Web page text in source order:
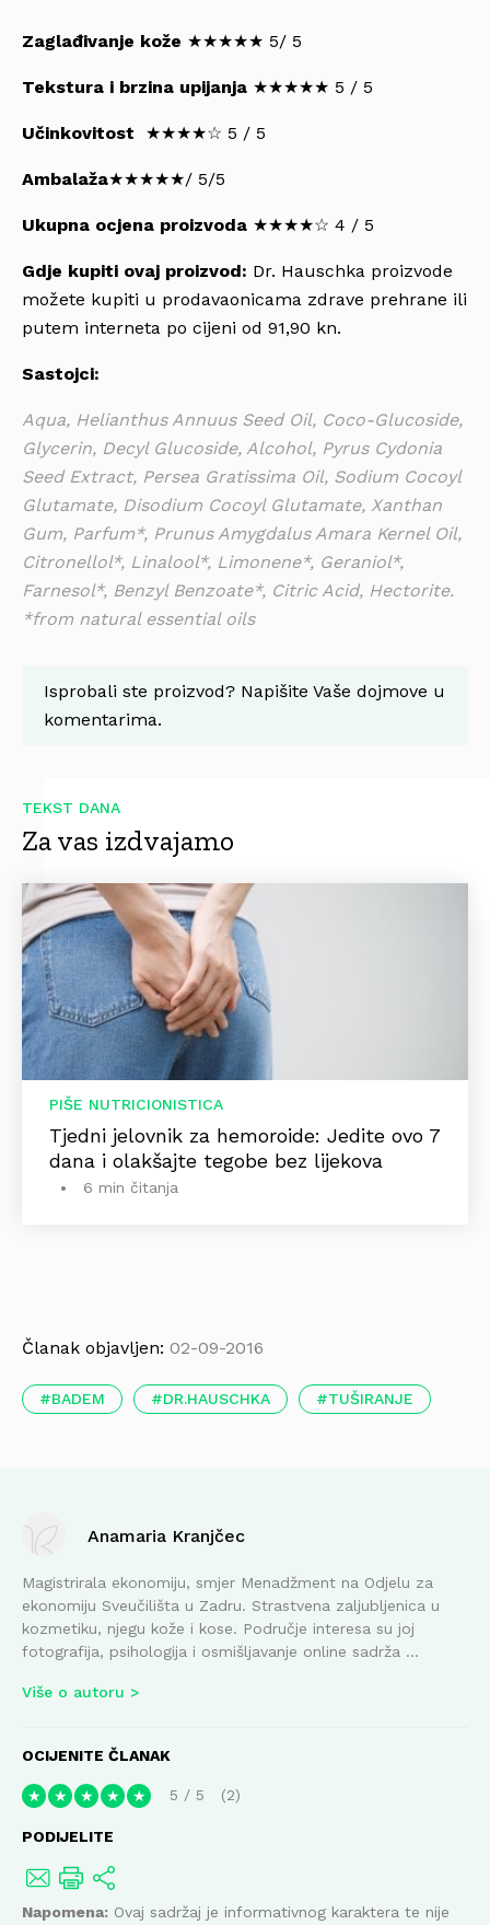
Zaglađivanje kože ★★★★★ 5/ 5
Tekstura i brzina upijanja ★★★★★ 5 / 5
Učinkovitost ★★★★☆ 5 / 5
Ambalaža★★★★★/ 5/5
Ukupna ocjena proizvoda ★★★★☆ 4 / 5
Gdje kupiti ovaj proizvod: Dr. Hauschka proizvode
možete kupiti u prodavaonicama zdrave prehrane ili
putem interneta po cijeni od 91,90 kn.
Sastojci:
Aqua, Helianthus Annuus Seed Oil, Coco-Glucoside,
Glycerin, Decyl Glucoside, Alcohol, Pyrus Cydonia
Seed Extract, Persea Gratissima Oil, Sodium Cocoyl
Glutamate, Disodium Cocoyl Glutamate, Xanthan
Gum, Parfum*, Prunus Amygdalus Amara Kernel Oil,
Citronellol*, Linalool*, Limonene*, Geraniol*,
Farnesol*, Benzyl Benzoate*, Citric Acid, Hectorite.
*from natural essential oils
Isprobali ste proizvod? Napišite Vaše dojmove u
komentarima.
TEKST DANA
Za vas izdvajamo
PIŠE NUTRICIONISTICA
Tjedni jelovnik za hemoroide: Jedite ovo 7
dana i olakšajte tegobe bez lijekova
6 min čitanja
Članak objavljen: 02-09-2016
BADEM DR.HAUSCHKA TUŠIRANJE
Anamaria Kranjčec
Magistrirala ekonomiju, smjer Menadžment na Odjelu za
ekonomiju Sveučilišta u Zadru. Strastvena zaljubljenica u
kozmetiku, njegu kože i kose. Područje interesa su joj
fotografija, psihologija i osmišljavanje online sadrža ...
Više o autoru
OCIJENITE ČLANAK
★ ★ ★ ★ ★ 5 / 5 2
PODIJELITE
Napomena: Ovaj sadržaj je informativnog karaktera te nije